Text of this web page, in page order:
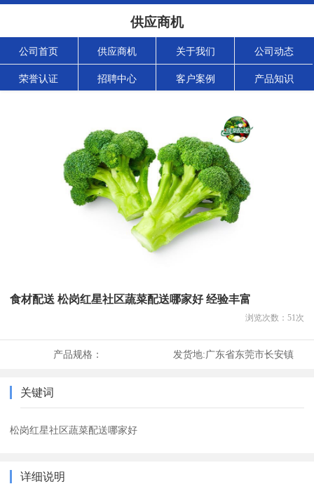
供应商机
公司首页 供应商机 关于我们 公司动态
荣誉认证 招聘中心 客户案例 产品知识
食材配送 松岗红星社区蔬菜配送哪家好 经验丰富
浏览次数： 51次
产品规格： 发货地:广东省东莞市长安镇
关键词
松岗红星社区蔬菜配送哪家好
详细说明